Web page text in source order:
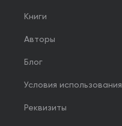
Книги
Авторы
Блог
Условия использования
Реквизиты